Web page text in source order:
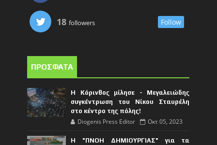
18 followers Follow
ΠΡΟΣΦΑΤΑ
Η Κόρινθος μίλησε - Μεγαλειώδης
συγκέντρωση του Νίκου Σταυρέλη
στο κέντρο της πόλης!
Diogenis Press Editor Οκτ 05, 2023
Η "ΠΝΟΗ ΔΗΜΙΟΥΡΓΙΑΣ" για τα